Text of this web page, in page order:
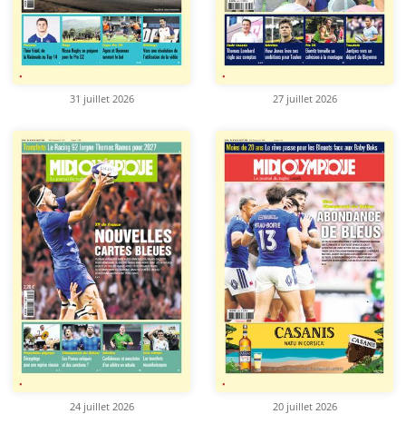
31 juillet 2026 27 juillet 2026
24 juillet 2026 20 juillet 2026